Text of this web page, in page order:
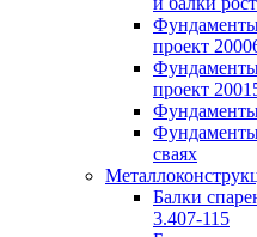
проект
проект
сваях
Балки
3.407-115